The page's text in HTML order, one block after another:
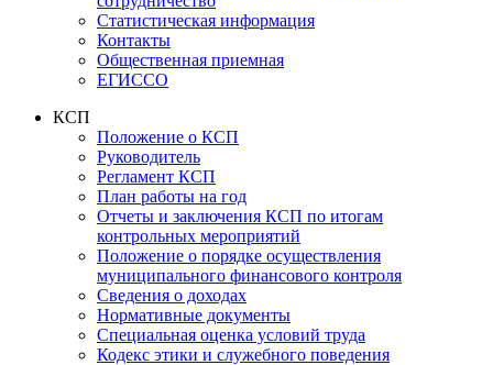
Статистическая информация
Контакты
Общественная приемная
ЕГИССО
КСП
Положение о КСП
Руководитель
Регламент КСП
План работы на год
Отчеты и заключения КСП по итогам
контрольных мероприятий
Положение о порядке осуществления
муниципального финансового контроля
Сведения о доходах
Нормативные документы
Специальная оценка условий труда
Кодекс этики и служебного поведения